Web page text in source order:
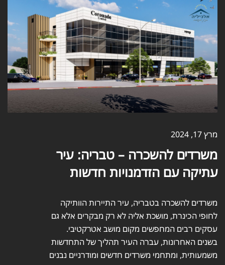
מרץ 17, 2024
משרדים להשכרה – טבריה: עיר
עתיקה עם הזדמנויות חדשות
משרדים להשכרה בטבריה, עיר התיירות הוותיקה
לחופי הכינרת, מושכת אליה לא רק מבקרים אלא גם
עסקים רבים המחפשים מקום מושב אטרקטיבי.
בשנים האחרונות, עברה העיר תהליך של התחדשות
משמעותית, ומתחמי משרדים חדשים ומודרניים נבנים